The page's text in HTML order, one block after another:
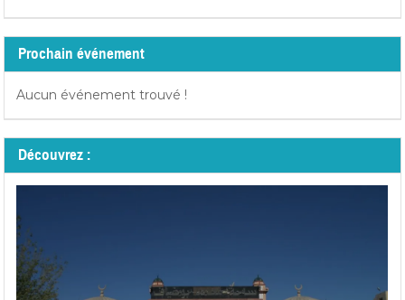
Prochain événement
Aucun événement trouvé !
Découvrez :